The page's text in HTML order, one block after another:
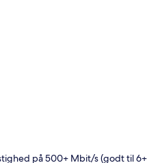
på 500+ Mbit/s (godt til 6+